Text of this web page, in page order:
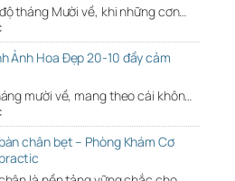
tháng Mười về, khi những cơn…
Ảnh Hoa Đẹp 20-10 đầy cảm
mười về, mang theo cái khôn…
chân bẹt – Phòng Khám Cơ